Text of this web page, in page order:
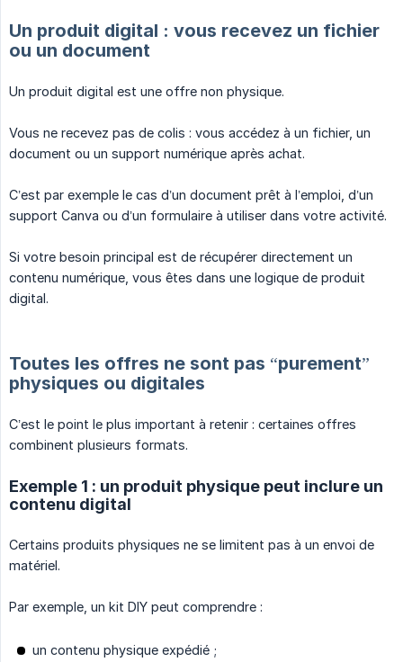
Un produit digital : vous recevez un fichier
ou un document
Un produit digital est une offre non physique.
Vous ne recevez pas de colis : vous accédez à un fichier, un
document ou un support numérique après achat.
C’est par exemple le cas d’un document prêt à l’emploi, d’un
support Canva ou d’un formulaire à utiliser dans votre activité.
Si votre besoin principal est de récupérer directement un
contenu numérique, vous êtes dans une logique de produit
digital.
Toutes les offres ne sont pas “purement”
physiques ou digitales
C’est le point le plus important à retenir : certaines offres
combinent plusieurs formats.
Exemple 1 : un produit physique peut inclure un
contenu digital
Certains produits physiques ne se limitent pas à un envoi de
matériel.
Par exemple, un kit DIY peut comprendre :
un contenu physique expédié ;